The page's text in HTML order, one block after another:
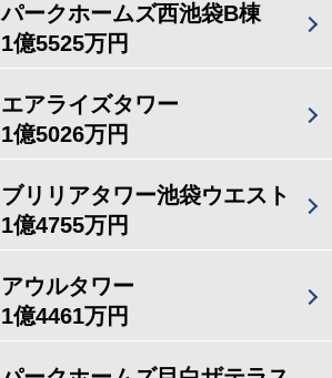
パークホームズ西池袋B棟
1億5525万円
エアライズタワー
1億5026万円
ブリリアタワー池袋ウエスト
1億4755万円
アウルタワー
1億4461万円